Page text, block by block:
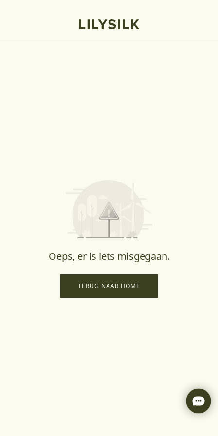
Oeps, er is iets misgegaan.
TERUG NAAR HOME